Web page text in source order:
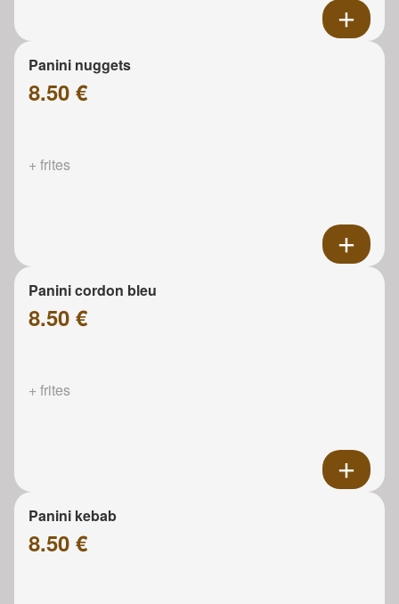
Panini nuggets
8.50 €
+ frites
Panini cordon bleu
8.50 €
+ frites
Panini kebab
8.50 €